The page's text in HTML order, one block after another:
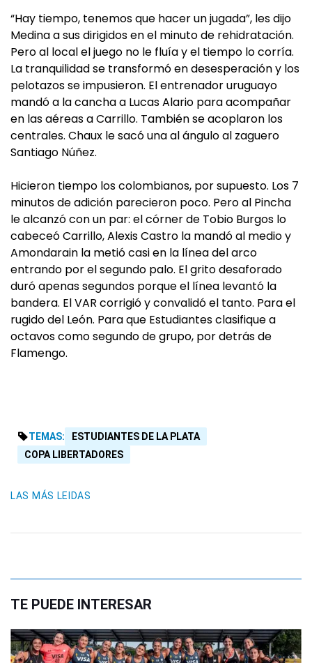
“Hay tiempo, tenemos que hacer un jugada”, les dijo
Medina a sus dirigidos en el minuto de rehidratación.
Pero al local el juego no le fluía y el tiempo lo corría.
La tranquilidad se transformó en desesperación y los
pelotazos se impusieron. El entrenador uruguayo
mandó a la cancha a Lucas Alario para acompañar
en las aéreas a Carrillo. También se acoplaron los
centrales. Chaux le sacó una al ángulo al zaguero
Santiago Núñez.
Hicieron tiempo los colombianos, por supuesto. Los 7
minutos de adición parecieron poco. Pero al Pincha
le alcanzó con un par: el córner de Tobio Burgos lo
cabeceó Carrillo, Alexis Castro la mandó al medio y
Amondarain la metió casi en la línea del arco
entrando por el segundo palo. El grito desaforado
duró apenas segundos porque el línea levantó la
bandera. El VAR corrigió y convalidó el tanto. Para el
rugido del León. Para que Estudiantes clasifique a
octavos como segundo de grupo, por detrás de
Flamengo.
TEMAS:
ESTUDIANTES DE LA PLATA
COPA LIBERTADORES
LAS MÁS LEIDAS
TE PUEDE INTERESAR